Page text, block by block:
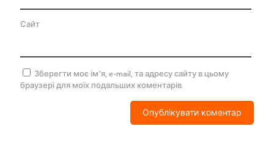
Сайт
Зберегти моє ім'я, e-mail, та адресу сайту в цьому
браузері для моїх подальших коментарів.